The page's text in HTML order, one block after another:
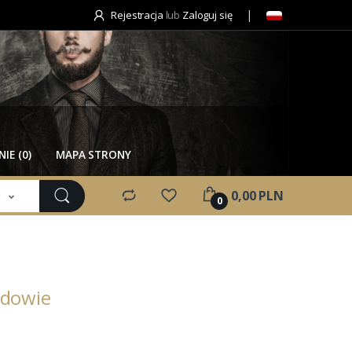
Rejestracja lub Zaloguj się
(0) MAPA STRONY
0 0,00 PLN